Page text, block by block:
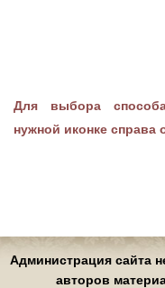
Для выбора
нужной иконке справа
Администрация сайта
авторов